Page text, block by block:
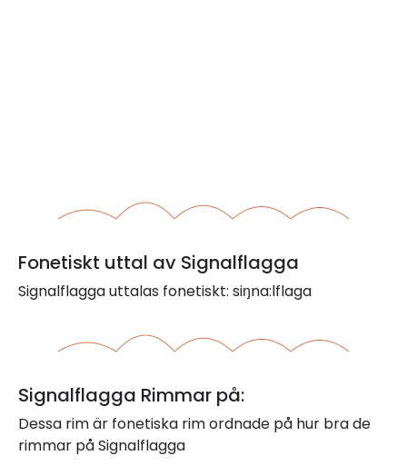
Fonetiskt uttal av Signalflagga
Signalflagga uttalas fonetiskt: siŋna:lflaga
Signalflagga Rimmar på:
Dessa rim är fonetiska rim ordnade på hur bra de
rimmar på Signalflagga